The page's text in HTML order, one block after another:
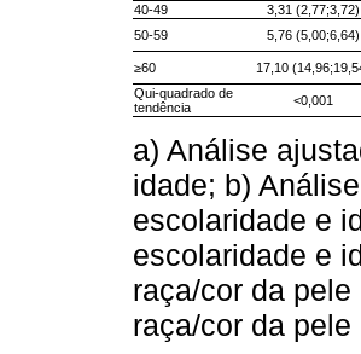
40-49
3,31 (2,77;3,72)
50-59
5,76 (5,00;6,64)
≥60 17,10
Qui-quadrado de
tendência
<0,001
a) Análise
idade; b)
escolaridade e
escolaridade e
raça/cor da
raça/cor da